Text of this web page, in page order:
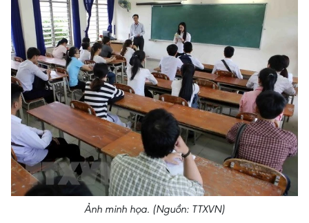
Ảnh minh họa. (Nguồn: TTXVN)